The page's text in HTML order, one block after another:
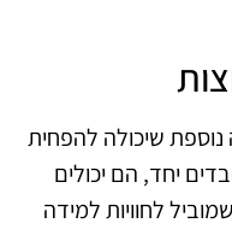
נוספת שיכולה להפחית
יחד, הם יכולים
לחוויות למידה